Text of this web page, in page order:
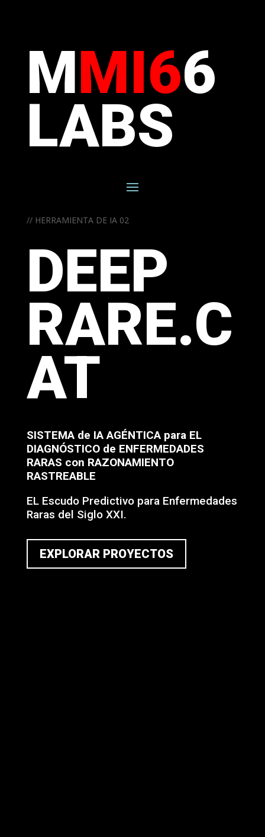
MMI66
LABS
// HERRAMIENTA DE IA 02
DEEP
RARE.C
AT
SISTEMA de IA AGÉNTICA para EL
DIAGNÓSTICO de ENFERMEDADES
RARAS con RAZONAMIENTO
RASTREABLE
EL Escudo Predictivo para Enfermedades
Raras del Siglo XXI.
EXPLORAR PROYECTOS